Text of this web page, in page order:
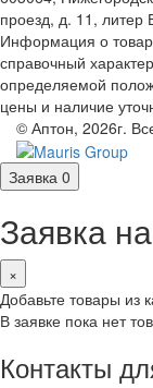
проезд, д. 11, литер
Информация о
справочный
определяемой
цены и наличие
© Аптон, 2026г.
Заявка 0
Заявка
×
Добавьте товары из
В заявке пока нет
Контакты